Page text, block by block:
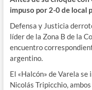
impuso por 2-0 de local
Defensa y Justicia
líder de la Zona B de la
encuentro
argentino.
El «Halcón» de Varela
Nicolás Tripicchio,